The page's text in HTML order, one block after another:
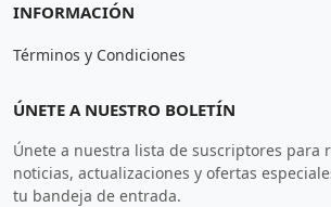
INFORMACIÓN
Términos y Condiciones
ÚNETE A NUESTRO BOLETÍN
Únete a nuestra lista de suscriptores para
noticias, actualizaciones y ofertas
tu bandeja de entrada.